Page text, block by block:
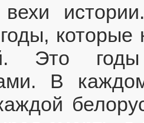
которые
Это
В